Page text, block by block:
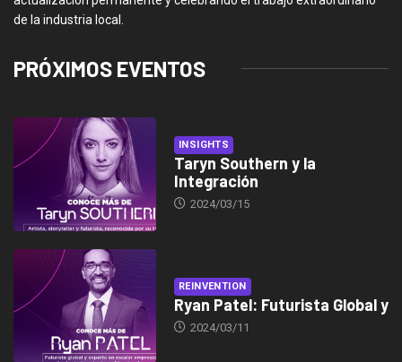
de la industria local.
PRÓXIMOS EVENTOS
INSIGHTS
Taryn Southern y la
Integración
2024/03/15
REINVENTION
Ryan Patel: Futurista Global y
2024/03/11